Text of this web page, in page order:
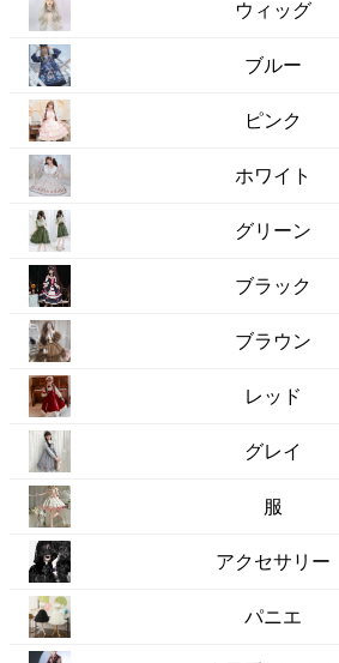
ウィッグ
ブルー
ピンク
ホワイト
グリーン
ブラック
ブラウン
レッド
グレイ
服
アクセサリー
パニエ